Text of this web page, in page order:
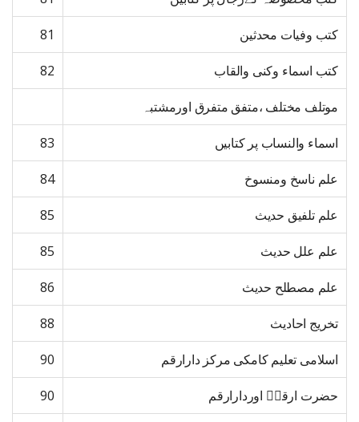
کتب وفیات محدثین 81
کتب اسماء وکنی والقاب 82
موتلف مختلف ،متفق متفرق اورمشتبہ
اسماء والنساب پر کتابیں 83
علم ناسخ ومنسوخ 84
علم تلفیق حدیث 85
علم علل حدیث 85
علم مصطلح حدیث 86
تخریج احادیث 88
اسلامی تعلیم کامکی مرکز دارارقم 90
حضرت ارقمؓ اوردارارقم 90